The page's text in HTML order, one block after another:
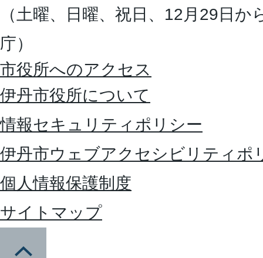
（土曜、日曜、祝日、12月29日
庁）
市役所へのアクセス
伊丹市役所について
情報セキュリティポリシー
伊丹市ウェブアクセシビリティポ
個人情報保護制度
サイトマップ